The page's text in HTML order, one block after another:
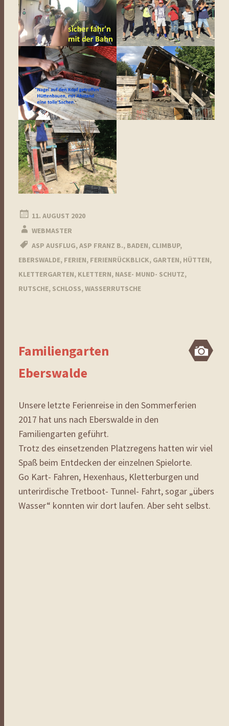
11. AUGUST 2020
WEBMASTER
ASP AUSFLUG,ASP FRANZ B., BADEN, CLIMBUP,
EBERSWALDE, FERIEN, FERIENRÜCKBLICK, GARTEN, HÜTTEN,
KLETTERGARTEN, KLETTERN, NASE- MUND- SCHUTZ,
RUTSCHE, SCHLOSS,WASSERRUTSCHE
Familiengarten
Eberswalde
Unsere letzte Ferienreise in den Sommerferien
2017 hat uns nach Eberswalde in den
Familiengarten geführt.
Trotz des einsetzenden Platzregens hatten wir viel
Spaß beim Entdecken der einzelnen Spielorte.
Go Kart- Fahren, Hexenhaus, Kletterburgen und
unterirdische Tretboot- Tunnel- Fahrt, sogar „übers
Wasser“ konnten wir dort laufen. Aber seht selbst.